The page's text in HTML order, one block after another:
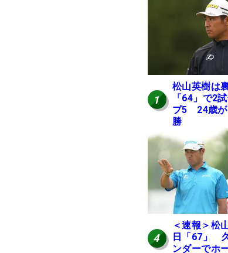
1
松山英樹は
「64」で2
プ5 24歳が
勝
4
＜速報＞松
日「67」
ンダーでホ